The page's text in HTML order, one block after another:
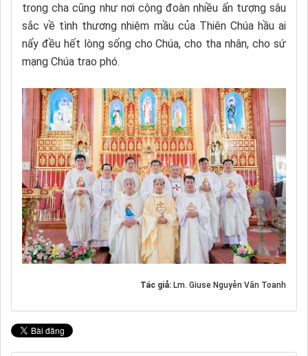
trong cha cũng như nơi cộng đoàn nhiều ấn tượng sâu
sắc về tình thương nhiệm mầu của Thiên Chúa hầu ai
nấy đều hết lòng sống cho Chúa, cho tha nhân, cho sứ
mạng Chúa trao phó.
Tác giả: Lm. Giuse Nguyễn Văn Toanh